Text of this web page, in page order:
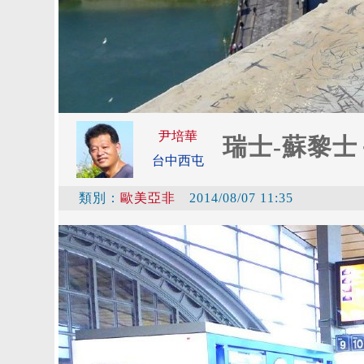
尹培華
台中西屯
瑞士-蘇黎士
類別： 歐美亞非 2014/08/07 11:35